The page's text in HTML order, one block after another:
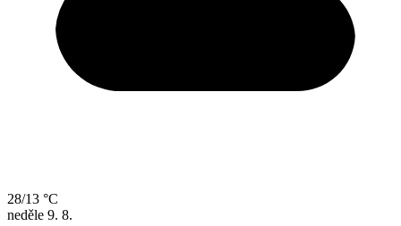
28/13 °C
neděle 9. 8.